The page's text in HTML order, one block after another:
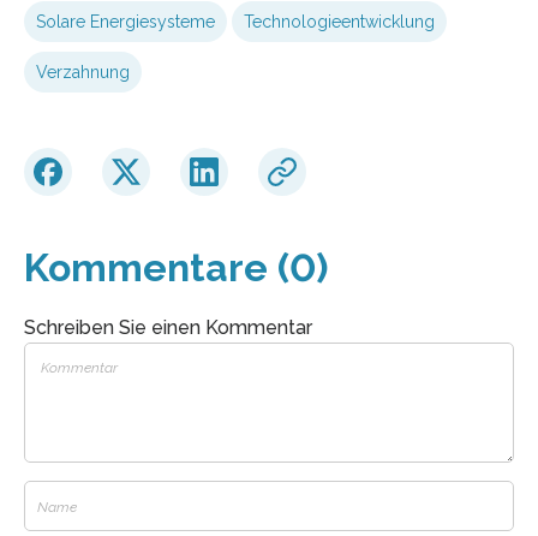
Solare Energiesysteme Technologieentwicklung
Verzahnung
Kommentare (0)
Schreiben Sie einen Kommentar